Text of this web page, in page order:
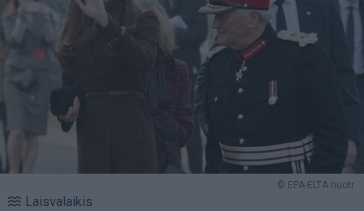
© EPA-ELTA nuotr.
Laisvalaikis